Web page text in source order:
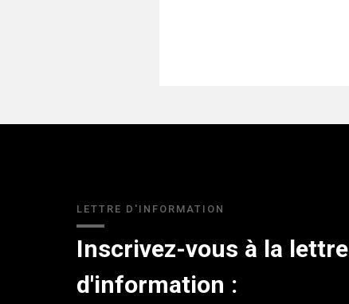
LETTRE D'INFORMATION
Inscrivez-vous à la lettre
d'information :